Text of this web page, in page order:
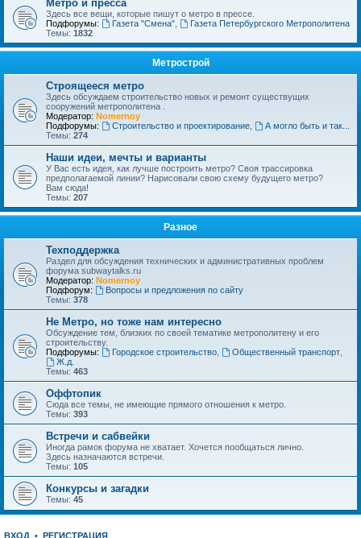
Метро и пресса
Здесь все вещи, которые пишут о метро в прессе.
Подфорумы:
Газета "Смена",
Газета Петербургского Метрополитена
Темы: 1832
Метрострой
Строящееся метро
Здесь обсуждаем строительство новых и ремонт существущих
сооружений метрополитена .
Модератор: Nomernoy
Подфорумы:
Строительство и проектирование,
А могло быть и так...
Темы: 274
Наши идеи, мечты и варианты
У Вас есть идея, как лучше построить метро? Своя трассировка
предполагаемой линии? Нарисовали свою схему будущего метро?
Вам сюда!
Темы: 207
Разное
Техподдержка
Раздел для обсуждения технических и административных проблем
форума subwaytalks.ru
Модератор: Nomernoy
Подфорум:
Вопросы и предложения по сайту
Темы: 378
Не Метро, но тоже нам интересно
Обсуждение тем, близких по своей тематике метрополитену и его
строительству.
Подфорумы:
Городское строительство, Общественный транспорт,
Ж.д.
Темы: 463
Оффтопик
Сюда все темы, не имеющие прямого отношения к метро.
Темы: 393
Встречи и сабвейки
Иногда рамок форума не хватает. Хочется пообщаться лично.
Здесь назначаются встречи.
Темы: 105
Конкурсы и загадки
Темы: 45
ВХОД • РЕГИСТРАЦИЯ